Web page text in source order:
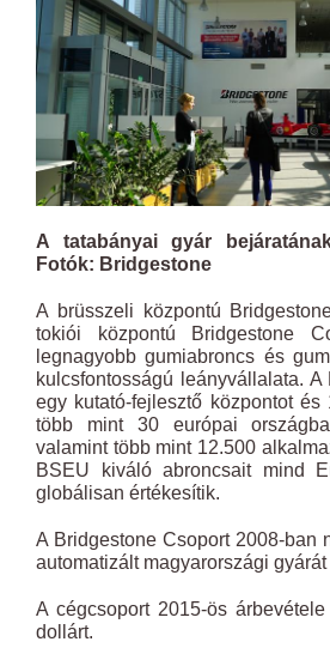
A tatabányai gyár
Fotók: Bridgestone
A brüsszeli központú
tokiói központú Bridgestone
legnagyobb gumiabroncs és
kulcsfontosságú leányvállalata.
egy kutató-fejlesztő központot és
több mint 30 európai
valamint több mint 12.500
BSEU kiváló abroncsait mind
globálisan értékesítik.
A Bridgestone Csoport 2008-ban
automatizált magyarországi gyárát
A cégcsoport 2015-ös
dollárt.